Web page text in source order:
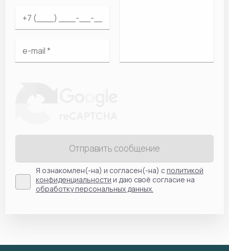
Отправить сообщение
Я ознакомлен(-на) и согласен(-на) сполитикой
конфиденциальности и даю своё согласие на
обработку персональных данных.